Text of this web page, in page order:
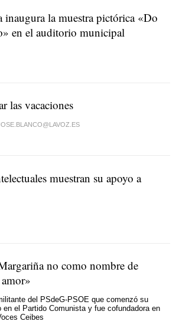
inaugura la muestra pictórica «Do
en el auditorio municipal
las vacaciones
muestran su apoyo a
no como nombre de
del PSdeG-PSOE que comenzó su
el Partido Comunista y fue cofundadora en
Ceibes